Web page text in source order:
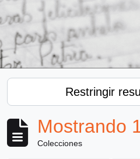
Restringir
Mostrando
Colecciones